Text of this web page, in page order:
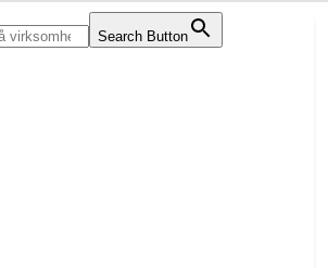
Search Button